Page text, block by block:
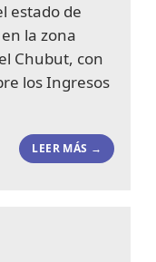
estado de
la zona
Chubut, con
los Ingresos
LEER MÁS →